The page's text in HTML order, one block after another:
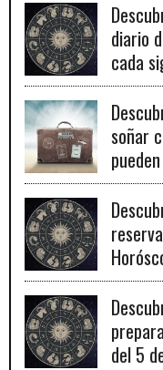
diario
cada
para
soñar
en tu
2026
del 5